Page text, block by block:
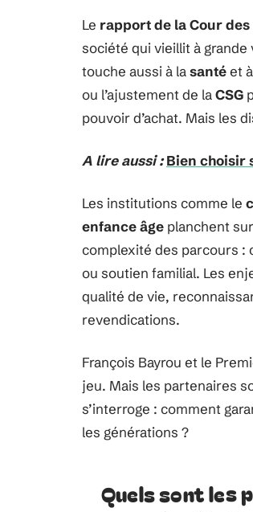
Le rapport de la Cour
société qui vieillit à
touche aussi à lasantéet à
ou l’ajustement de laCSG
pouvoir d’achat. Mais les
A lire aussi : Bien choisir
Les institutions comme le
enfance âge planchent
complexité des parcours :
ou soutien familial. Les
qualité de vie,
revendications.
François Bayrou et le
jeu. Mais les partenaires
s’interroge : comment
les générations ?
Quels sont les